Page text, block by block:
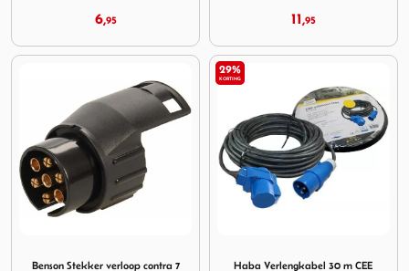
6,95 11,95
Benson Stekker verloop contra 7
29%
KORTING
Haba Verlengkabel 30 m CEE